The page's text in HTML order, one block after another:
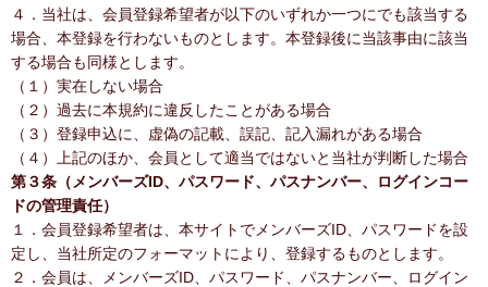
４．当社は、会員登録希望者が以下のいずれか一つにでも該当する
場合、本登録を行わないものとします。本登録後に当該事由に該当
する場合も同様とします。
（１）実在しない場合
（２）過去に本規約に違反したことがある場合
（３）登録申込に、虚偽の記載、誤記、記入漏れがある場合
（４）上記のほか、会員として適当ではないと当社が判断した場合
第３条（メンバーズID、パスワード、パスナンバー、ログインコー
ドの管理責任）
１．会員登録希望者は、本サイトでメンバーズID、パスワードを設
定し、当社所定のフォーマットにより、登録するものとします。
２．会員は、メンバーズID、パスワード、パスナンバー、ログイン